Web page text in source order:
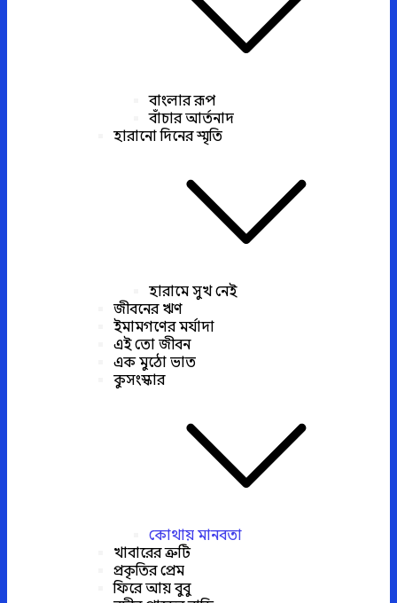
বাংলার রূপ
বাঁচার আর্তনাদ
হারানো দিনের স্মৃতি
হারামে সুখ নেই
জীবনের ঋণ
ইমামগণের মর্যাদা
এই তো জীবন
এক মুঠো ভাত
কুসংস্কার
কোথায় মানবতা
খাবারের ত্রুটি
প্রকৃতির প্রেম
ফিরে আয় বুবু